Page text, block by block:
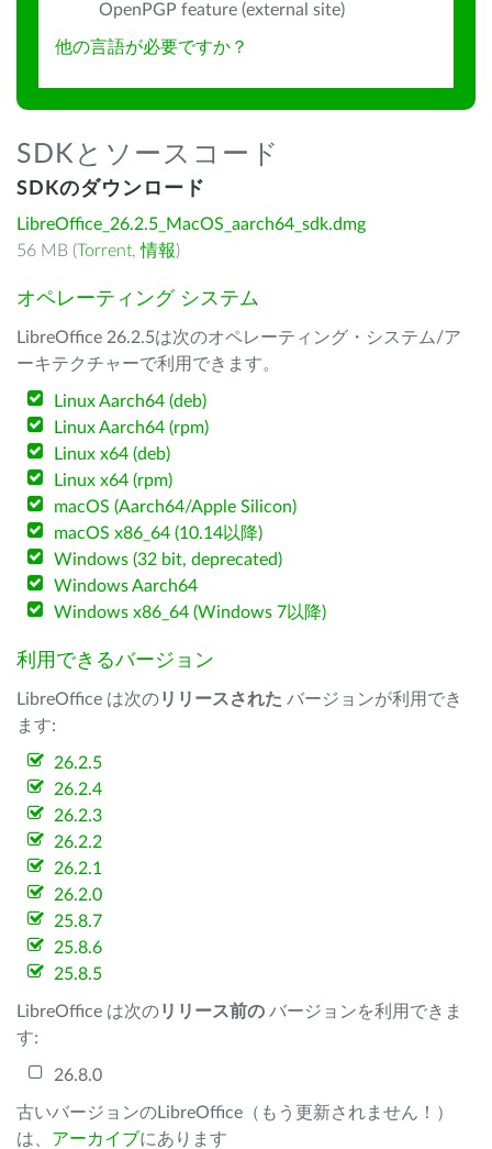
OpenPGP feature (external site)
他の言語が必要ですか？
SDKとソースコード
SDKのダウンロード
LibreOffice_26.2.5_MacOS_aarch64_sdk.dmg
56 MB (Torrent,情報)
オペレーティング システム
LibreOffice 26.2.5は次のオペレーティング・システム/ア
ーキテクチャーで利用できます。
Linux Aarch64 (deb)
Linux Aarch64 (rpm)
Linux x64 (deb)
Linux x64 (rpm)
macOS (Aarch64/Apple Silicon)
macOS x86_64 (10.14以降)
Windows (32 bit, deprecated)
Windows Aarch64
Windows x86_64 (Windows 7以降)
利用できるバージョン
LibreOffice は次のリリースされた バージョンが利用でき
ます:
26.2.5
26.2.4
26.2.3
26.2.2
26.2.1
26.2.0
25.8.7
25.8.6
25.8.5
LibreOffice は次のリリース前の バージョンを利用できま
す:
26.8.0
古いバージョンのLibreOffice（もう更新されません！）
は、 アーカイブにあります